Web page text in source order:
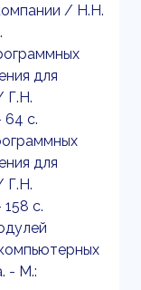
/ Н.Н.
для
Г.Н.
64 c.
для
Г.Н.
c.
- М.: